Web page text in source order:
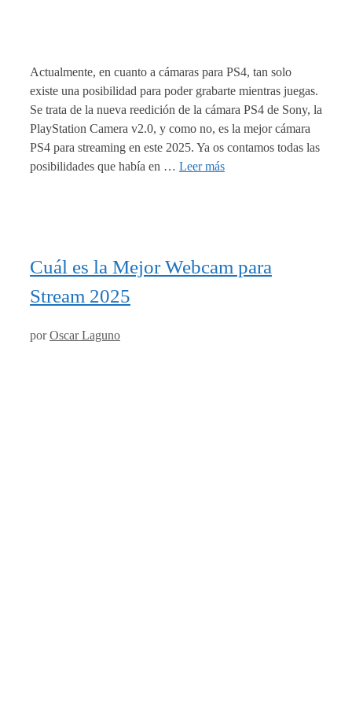
Actualmente, en cuanto a cámaras para PS4, tan solo
existe una posibilidad para poder grabarte mientras juegas.
Se trata de la nueva reedición de la cámara PS4 de Sony, la
PlayStation Camera v2.0, y como no, es la mejor cámara
PS4 para streaming en este 2025. Ya os contamos todas las
posibilidades que había en … Leer más
Cuál es la Mejor Webcam para
Stream 2025
porOscar Laguno